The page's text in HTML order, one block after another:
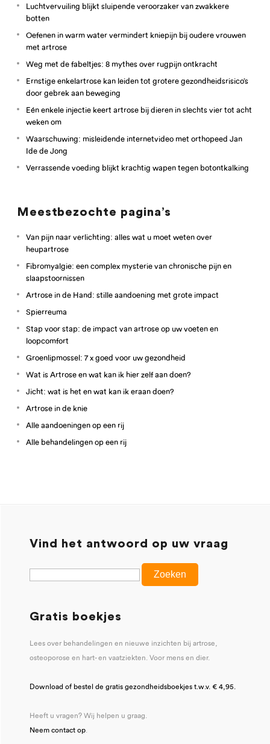
Luchtvervuiling blijkt sluipende veroorzaker van zwakkere
botten
Oefenen in warm water vermindert kniepijn bij oudere vrouwen
met artrose
Weg met de fabeltjes: 8 mythes over rugpijn ontkracht
Ernstige enkelartrose kan leiden tot grotere gezondheidsrisico’s
door gebrek aan beweging
Eén enkele injectie keert artrose bij dieren in slechts vier tot acht
weken om
Waarschuwing: misleidende internetvideo met orthopeed Jan
Ide de Jong
Verrassende voeding blijkt krachtig wapen tegen botontkalking
Meestbezochte pagina’s
Van pijn naar verlichting: alles wat u moet weten over
heupartrose
Fibromyalgie: een complex mysterie van chronische pijn en
slaapstoornissen
Artrose in de Hand: stille aandoening met grote impact
Spierreuma
Stap voor stap: de impact van artrose op uw voeten en
loopcomfort
Groenlipmossel: 7 x goed voor uw gezondheid
Wat is Artrose en wat kan ik hier zelf aan doen?
Jicht: wat is het en wat kan ik eraan doen?
Artrose in de knie
Alle aandoeningen op een rij
Alle behandelingen op een rij
Vind het antwoord op uw vraag
Gratis boekjes
Lees over behandelingen en nieuwe inzichten bij artrose,
osteoporose en hart- en vaatziekten. Voor mens en dier.
Download of bestel de gratis gezondheidsboekjes t.w.v. € 4,95.
Heeft u vragen? Wij helpen u graag.
Neem contact op.